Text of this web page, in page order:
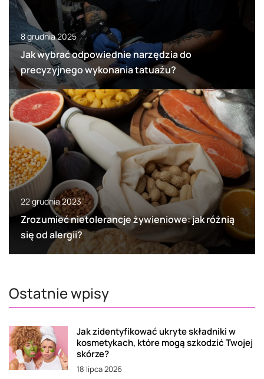
8 grudnia 2025
Jak wybrać odpowiednie narzędzia do
precyzyjnego wykonania tatuażu?
22 grudnia 2023
Zrozumieć nietolerancje żywieniowe: jak różnią
się od alergii?
Ostatnie wpisy
Jak zidentyfikować ukryte składniki w
kosmetykach, które mogą szkodzić Twojej
skórze?
18 lipca 2026